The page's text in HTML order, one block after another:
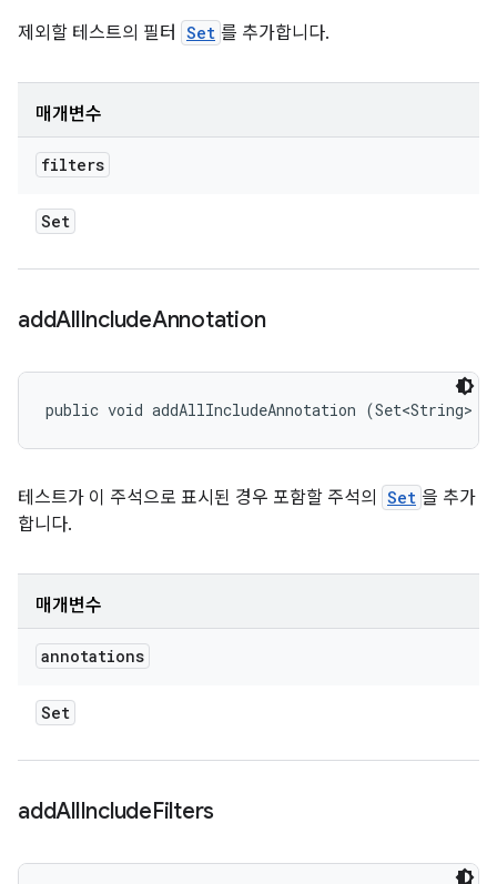
제외할 테스트의 필터 Set 를 추가합니다.
매개변수
filters
Set
addAllIncludeAnnotation
public void addAllIncludeAnnotation (Set<String>
테스트가 이 주석으로 표시된 경우 포함할 주석의 Set 을 추가
합니다.
매개변수
annotations
Set
addAllIncludeFilters